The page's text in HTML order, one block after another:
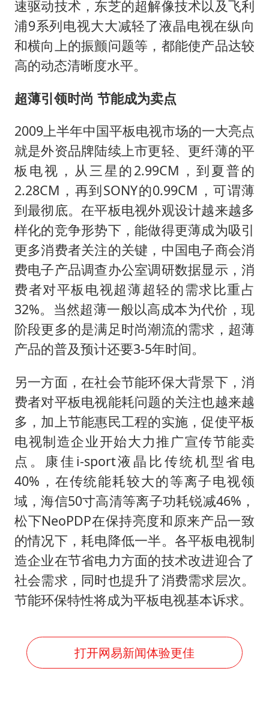
速驱动技术，东芝的超解像技术以及飞利
浦9系列电视大大减轻了液晶电视在纵向
和横向上的振颤问题等，都能使产品达较
高的动态清晰度水平。
超薄引领时尚 节能成为卖点
2009上半年中国平板电视市场的一大亮点
就是外资品牌陆续上市更轻、更纤薄的平
板电视，从三星的2.99CM，到夏普的
2.28CM，再到SONY的0.99CM，可谓薄
到最彻底。在平板电视外观设计越来越多
样化的竞争形势下，能做得更薄成为吸引
更多消费者关注的关键，中国电子商会消
费电子产品调查办公室调研数据显示，消
费者对平板电视超薄超轻的需求比重占
32%。当然超薄一般以高成本为代价，现
阶段更多的是满足时尚潮流的需求，超薄
产品的普及预计还要3-5年时间。
另一方面，在社会节能环保大背景下，消
费者对平板电视能耗问题的关注也越来越
多，加上节能惠民工程的实施，促使平板
电视制造企业开始大力推广宣传节能卖
点。康佳i-sport液晶比传统机型省电
40%，在传统能耗较大的等离子电视领
域，海信50寸高清等离子功耗锐减46%，
松下NeoPDP在保持亮度和原来产品一致
的情况下，耗电降低一半。各平板电视制
造企业在节省电力方面的技术改进迎合了
社会需求，同时也提升了消费需求层次。
节能环保特性将成为平板电视基本诉求。
打开网易新闻体验更佳